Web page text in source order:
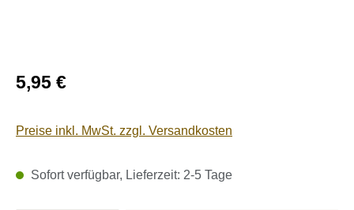
Regulärer Preis:
5,95 €
Preise inkl. MwSt. zzgl. Versandkosten
Sofort verfügbar, Lieferzeit: 2-5 Tage